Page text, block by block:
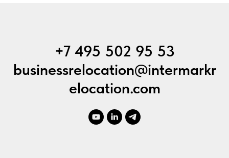
+7 495 502 95 53
businessrelocation@intermarkr
elocation.com